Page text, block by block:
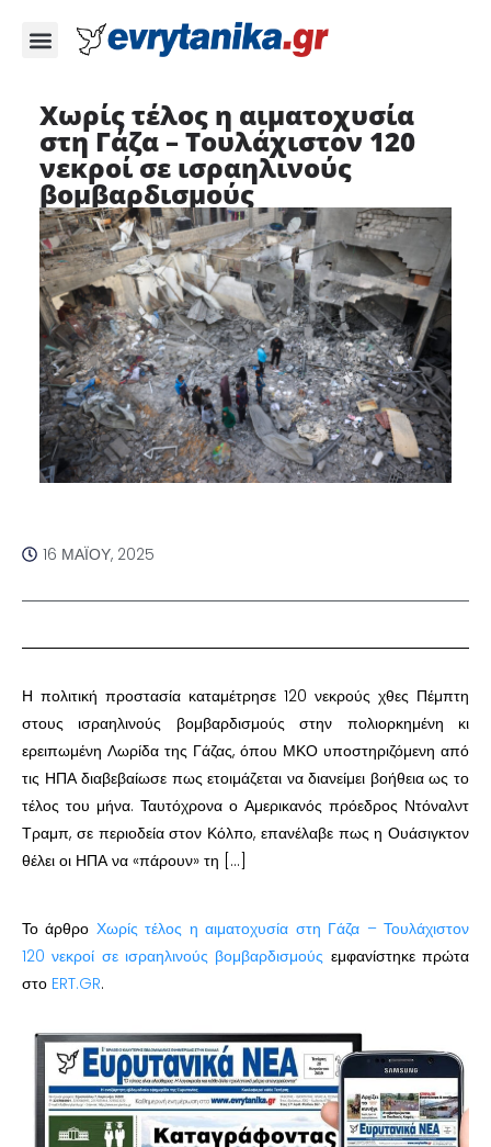
Χωρίς τέλος η αιματοχυσία
στη Γάζα – Τουλάχιστον 120
νεκροί σε ισραηλινούς
βομβαρδισμούς
16 ΜΑΪ́ΟΥ, 2025
Η πολιτική προστασία καταμέτρησε 120 νεκρούς χθες Πέμπτη
στους ισραηλινούς βομβαρδισμούς στην πολιορκημένη κι
ερειπωμένη Λωρίδα της Γάζας, όπου ΜΚΟ υποστηριζόμενη από
τις ΗΠΑ διαβεβαίωσε πως ετοιμάζεται να διανείμει βοήθεια ως το
τέλος του μήνα. Ταυτόχρονα ο Αμερικανός πρόεδρος Ντόναλντ
Τραμπ, σε περιοδεία στον Κόλπο, επανέλαβε πως η Ουάσιγκτον
θέλει οι ΗΠΑ να «πάρουν» τη […]
Το άρθρο Χωρίς τέλος η αιματοχυσία στη Γάζα – Τουλάχιστον
120 νεκροί σε ισραηλινούς βομβαρδισμούς εμφανίστηκε πρώτα
στο ERT.GR.